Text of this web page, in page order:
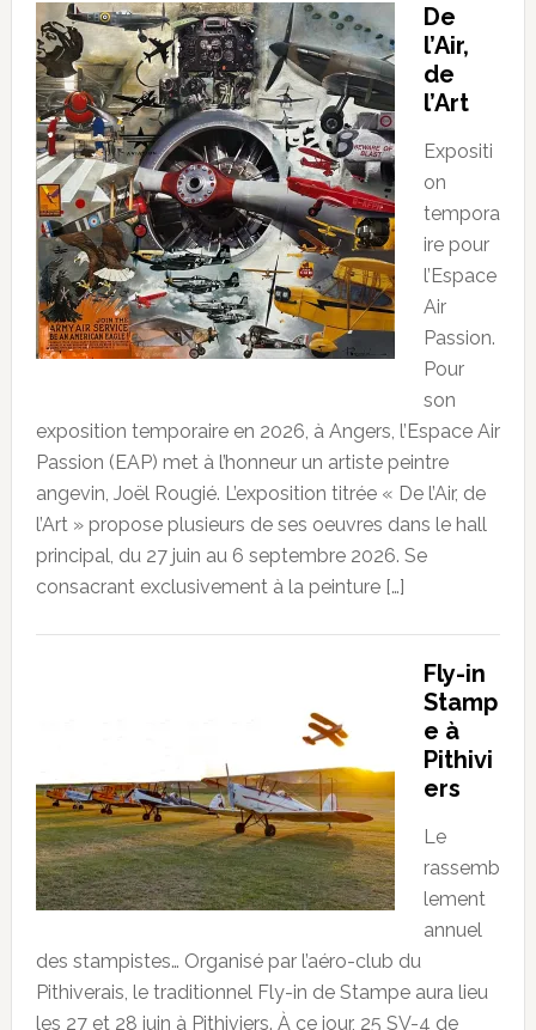
De
l’Air,
de
l’Art
Expositi
on
tempora
ire pour
l’Espace
Air
Passion.
Pour
son
exposition temporaire en 2026, à Angers, l’Espace Air
Passion (EAP) met à l’honneur un artiste peintre
angevin, Joël Rougié. L’exposition titrée « De l’Air, de
l’Art » propose plusieurs de ses oeuvres dans le hall
principal, du 27 juin au 6 septembre 2026. Se
consacrant exclusivement à la peinture […]
Fly-in
Stamp
e à
Pithivi
ers
Le
rassemb
lement
annuel
des stampistes… Organisé par l’aéro-club du
Pithiverais, le traditionnel Fly-in de Stampe aura lieu
les 27 et 28 juin à Pithiviers. À ce jour, 25 SV-4 de